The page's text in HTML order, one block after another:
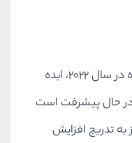
تبدیل شدن به یک توسعه دهنده در سال 2022، ایده
در حال پیشرفت است
تدریج افزایش